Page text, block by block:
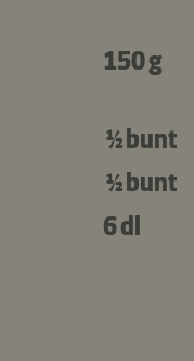
150 g
½ bunt
½ bunt
6 dl